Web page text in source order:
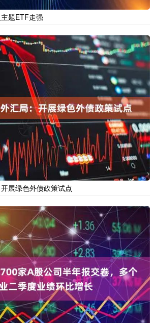
题ETF走强
展绿色外债政策试点